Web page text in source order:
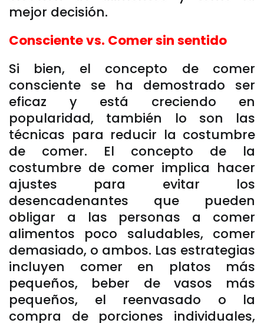
mejor decisión.
Consciente vs. Comer sin sentido
Si bien, el concepto de comer
consciente se ha demostrado ser
eficaz y está creciendo en
popularidad, también lo son las
técnicas para reducir la costumbre
de comer. El concepto de la
costumbre de comer implica hacer
ajustes para evitar los
desencadenantes que pueden
obligar a las personas a comer
alimentos poco saludables, comer
demasiado, o ambos. Las estrategias
incluyen comer en platos más
pequeños, beber de vasos más
pequeños, el reenvasado o la
compra de porciones individuales,